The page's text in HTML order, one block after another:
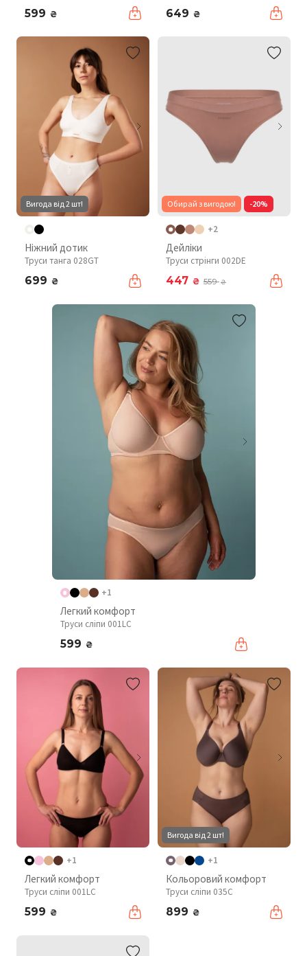
599 ₴ 649 ₴
Вигода від 2 шт!
Ніжний дотик
Труси танга 028GT
699 ₴
Обирай з вигодою! -20%
+2
Дейліки
Труси стрінги 002DE
447 ₴ 559₴
+1
Легкий комфорт
Труси сліпи 001LC
599 ₴
+1
Легкий комфорт
Труси сліпи 001LC
599 ₴
Вигода від 2 шт!
+1
Кольоровий комфорт
Труси сліпи 035C
899 ₴